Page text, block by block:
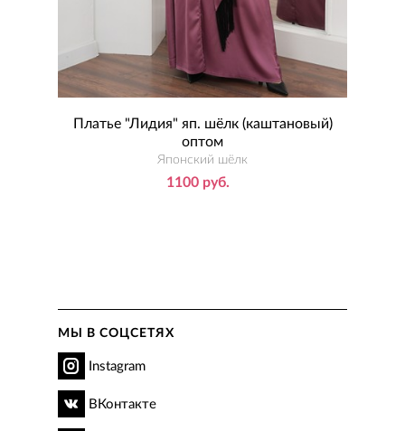
Платье "Лидия" яп. шёлк (каштановый)
оптом
Японский шёлк
1100 руб.
МЫ В СОЦСЕТЯХ
Instagram
ВКонтакте